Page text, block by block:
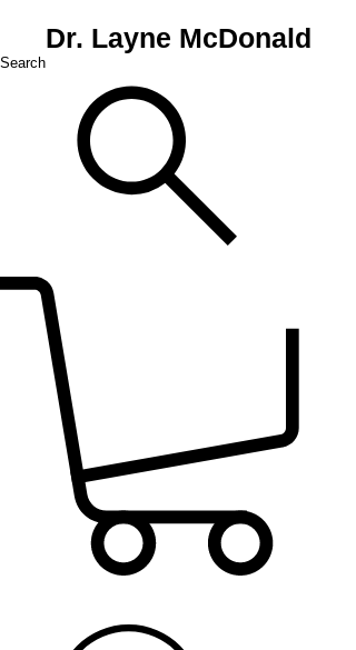
Dr. Layne McDonald
Search